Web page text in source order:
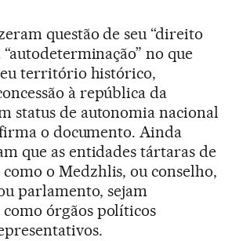
questão de seu “direito
no que
território histórico,
à república da
status de autonomia nacional
o documento. Ainda
que as entidades tártaras de
o Medzhlis, ou conselho,
parlamento, sejam
órgãos políticos